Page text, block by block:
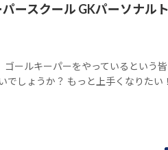
ースクール GKパーソナル
ールキーパーをやっているという
でしょうか？ もっと上手くなりたい